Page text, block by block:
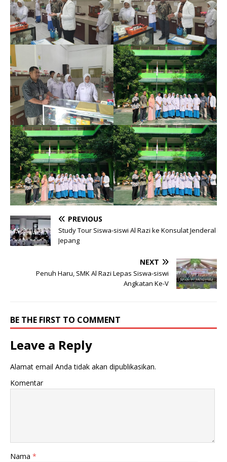
PREVIOUS
Study Tour Siswa-siswi Al Razi ke Konsulat Jenderal
Jepang
NEXT
Penuh Haru, SMK Al Razi Lepas Siswa-siswi
Angkatan Ke-V
BE THE FIRST TO COMMENT
Leave a Reply
Alamat email Anda tidak akan dipublikasikan.
Komentar
Nama *